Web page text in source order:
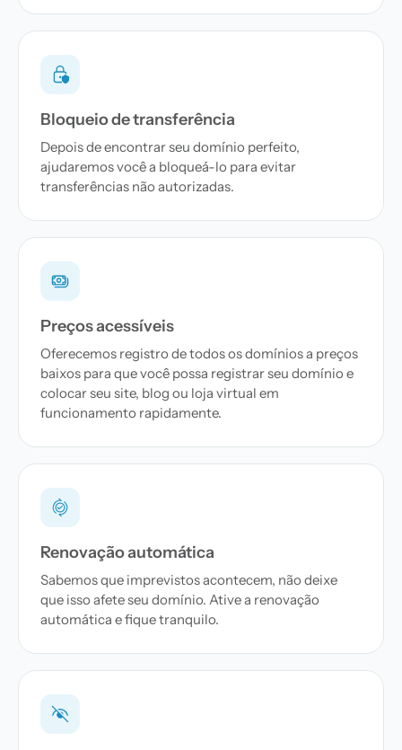
Bloqueio de transferência
Depois de encontrar seu domínio perfeito,
ajudaremos você a bloqueá-lo para evitar
transferências não autorizadas.
Preços acessíveis
Oferecemos registro de todos os domínios a preços
baixos para que você possa registrar seu domínio e
colocar seu site, blog ou loja virtual em
funcionamento rapidamente.
Renovação automática
Sabemos que imprevistos acontecem, não deixe
que isso afete seu domínio. Ative a renovação
automática e fique tranquilo.